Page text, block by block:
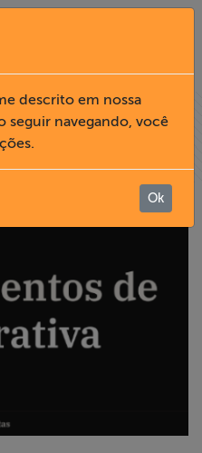
descrito em nossa
seguir navegando, você
Ok